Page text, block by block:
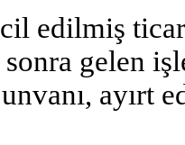
edilmiş
gelen
ayırt